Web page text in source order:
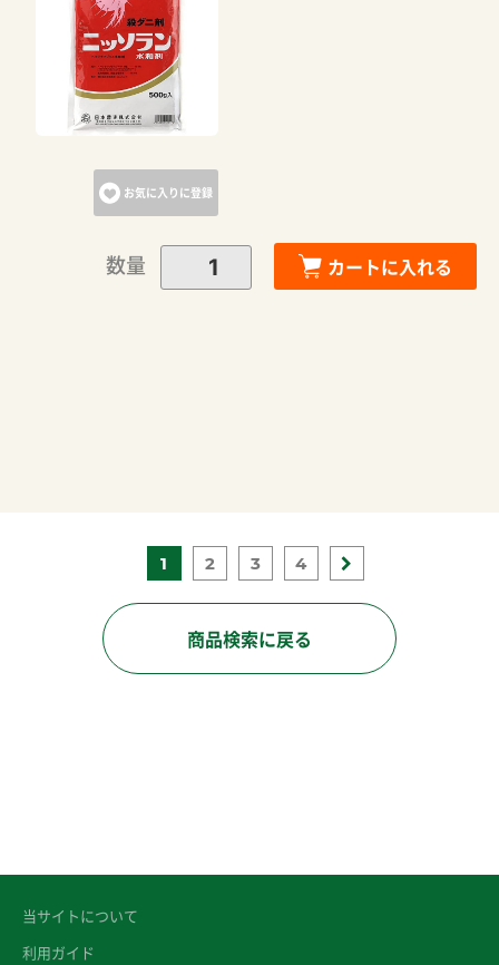
お気に入りに登録
数量 カートに入れる
1 2 3 4
商品検索に戻る
当サイトについて
利用ガイド